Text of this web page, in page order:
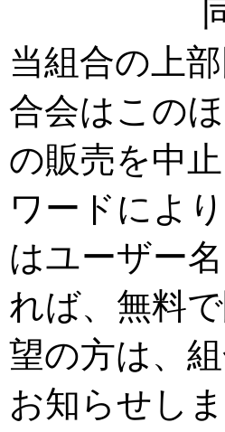
当組合の上
合会はこの
の販売を中
ワードによ
はユーザー
れば、無料
望の方は、
お知らせし